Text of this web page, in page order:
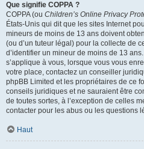
Que signifie COPPA ?
COPPA (ou Children’s Online Privacy
États-Unis qui dit que les sites Internet
mineurs de moins de 13 ans doivent
(ou d’un tuteur légal) pour la collecte de
d’identifier un mineur de moins de 13
s’applique à vous, lorsque vous vous
votre place, contactez un conseiller
phpBB Limited et les propriétaires de ce
conseils juridiques et ne sauraient être
de toutes sortes, à l’exception de celles
contacter pour les abus ou les questions
Haut